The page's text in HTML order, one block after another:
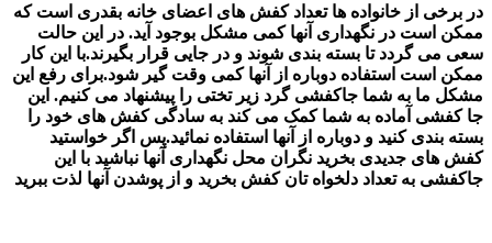
در برخی از خانواده ها تعداد کفش های اعضای خانه بقدری است که
ممکن است در نگهداری آنها کمی مشکل بوجود آید. در این حالت
سعی می گردد تا بسته بندی شوند و در جایی قرار بگیرند.با این کار
ممکن است استفاده دوباره از آنها کمی وقت گیر شود.برای رفع این
مشکل ما به شما جاکفشی گرد زیر تختی را پیشنهاد می کنیم. این
جا کفشی آماده به شما کمک می کند به سادگی کفش های خود را
بسته بندی کنید و دوباره از آنها استفاده نمائید.پس اگر خواستید
کفش های جدیدی بخرید نگران محل نگهداری آنها نباشید با این
جاکفشی به تعداد دلخواه تان کفش بخرید و از پوشدن آنها لذت ببرید